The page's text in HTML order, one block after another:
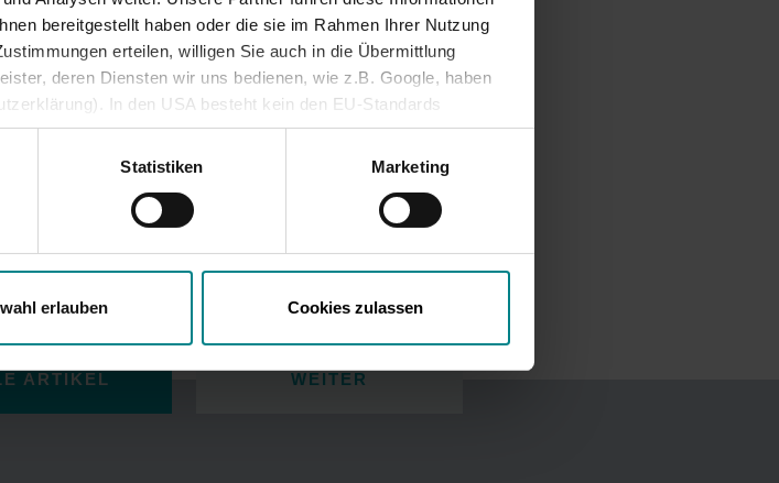
bereitgestellt haben oder die sie im Rahmen Ihrer Nutzung
erteilen, willigen Sie auch in die Übermittlung
deren Diensten wir uns bedienen, wie z.B. Google, haben
In den USA besteht kein den EU-Standards
Garantien für eine Datenübermittlung fehlen. Daher
personenbezogene Daten zugreifen, ohne dass
Statistiken Marketing
erlauben Cookies zulassen
ARTIKEL WEITER